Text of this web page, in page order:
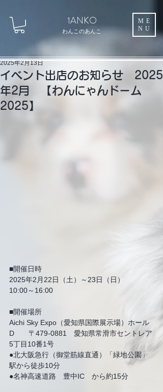
1ANKO
わんこのあんこ
ME
NU
イベント出店のお知らせ 2025
年2月 【わんにゃんドーム
2025】
2025年2月13日
■開催日時
2025年2月22日（土）～23日（日）
10:00～16:00
■開催場所
Aichi Sky Expo（愛知県国際展示場）ホール
D　　〒479-0881　愛知県常滑市セントレア
5丁目10番1号
●北大阪急行（御堂筋線直通）「緑地公園」
駅から徒歩10分
●名神高速道路　豊中IC　から約15分